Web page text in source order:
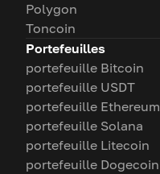
Polygon
Toncoin
Portefeuilles
portefeuille Bitcoin
portefeuille USDT
portefeuille Ethereum
portefeuille Solana
portefeuille Litecoin
portefeuille Dogecoin